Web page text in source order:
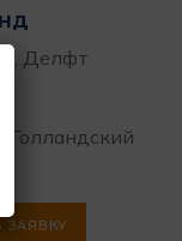
Делфт
Голландский
ЗАЯВКУ